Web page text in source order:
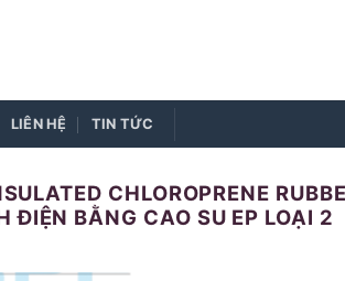
LIÊN HỆ TIN TỨC
CHLOROPRENE
ĐIỆN BẰNG CAO SU EP LOẠI 2